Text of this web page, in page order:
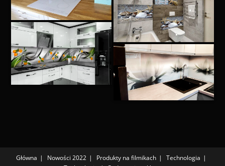
Główna Nowości 2022 Produkty na filmikach
Technologia